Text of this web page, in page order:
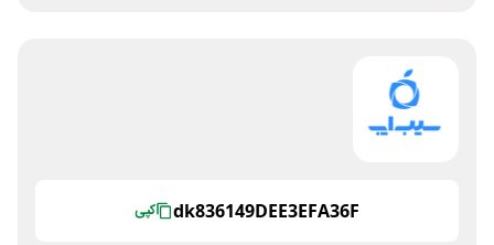
dk836149DEE3EFA36F کپی